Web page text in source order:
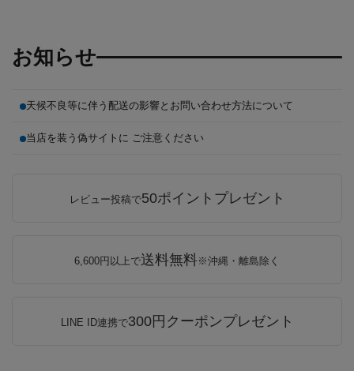
お知らせ
天候不良等に伴う配送の影響とお問い合わせ方法について
当店を装う偽サイトに ご注意ください
レビュー投稿で50ポイントプレゼント
6,600円以上で送料無料※沖縄・離島除く
LINE ID連携で300円クーポンプレゼント